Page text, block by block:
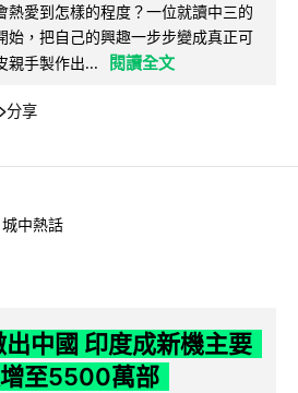
熱愛到怎樣的程度？一位就讀中三的
始，把自己的興趣一步步變成真正可
親手製作出...
閱讀全文
分享
城中熱話
中國 印度成新機主要
至5500萬部